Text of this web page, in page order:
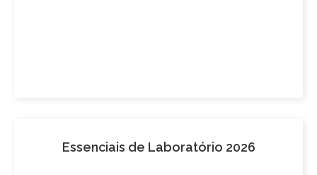
Essenciais de Laboratório 2026